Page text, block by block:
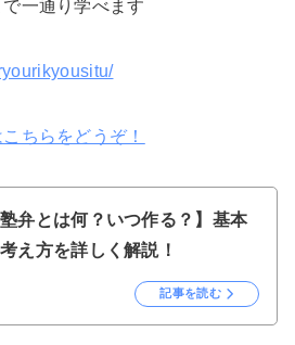
一通り学べます
ちらをどうぞ！
塾弁とは何？いつ作る？】基本
え方を詳しく解説！
記事を読む